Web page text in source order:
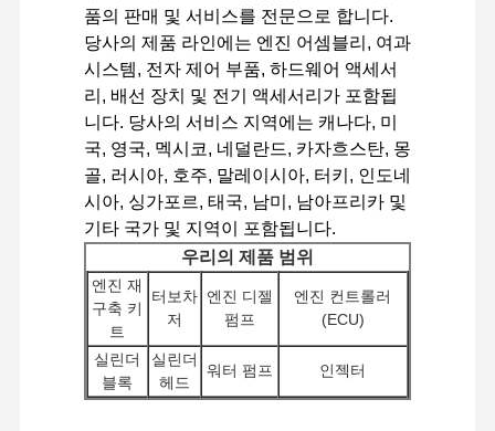
집 제품
우리 에 관한
품의 판매 및 서비스를 전문으로 합니다.
당사의 제품 라인에는 엔진 어셈블리, 여과
시스템, 전자 제어 부품, 하드웨어 액세서
리, 배선 장치 및 전기 액세서리가 포함됩
니다. 당사의 서비스 지역에는 캐나다, 미
국, 영국, 멕시코, 네덜란드, 카자흐스탄, 몽
골, 러시아, 호주, 말레이시아, 터키, 인도네
시아, 싱가포르, 태국, 남미, 남아프리카 및
기타 국가 및 지역이 포함됩니다.
우리의 제품 범위
엔진 재
구축 키
트
터보차
저
엔진 디젤
펌프
엔진 컨트롤러
(ECU)
실린더
블록
실린더
헤드
워터 펌프 인젝터